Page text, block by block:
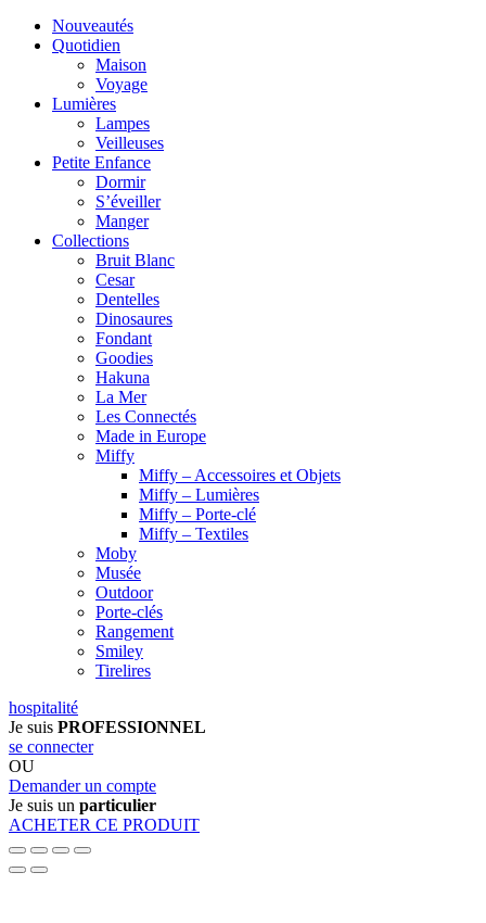
Nouveautés
Quotidien
Maison
Voyage
Lumières
Lampes
Veilleuses
Petite Enfance
Dormir
S’éveiller
Manger
Collections
Bruit Blanc
Cesar
Dentelles
Dinosaures
Fondant
Goodies
Hakuna
La Mer
Les Connectés
Made in Europe
Miffy
Miffy – Accessoires et Objets
Miffy – Lumières
Miffy – Porte-clé
Miffy – Textiles
Moby
Musée
Outdoor
Porte-clés
Rangement
Smiley
Tirelires
hospitalité
Je suis PROFESSIONNEL
se connecter
OU
Demander un compte
Je suis un particulier
ACHETER CE PRODUIT